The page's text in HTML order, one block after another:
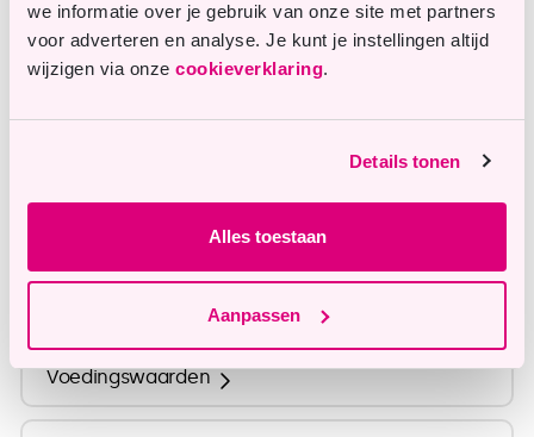
we informatie over je gebruik van onze site met partners
voor adverteren en analyse. Je kunt je instellingen altijd
wijzigen via onze cookieverklaring.
Details tonen
Alles toestaan
Aanpassen
Onze klantenservice staat je graag te woord en
helpt je graag verder.
Voedingswaarden